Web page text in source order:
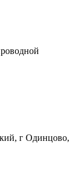
г Одинцово,